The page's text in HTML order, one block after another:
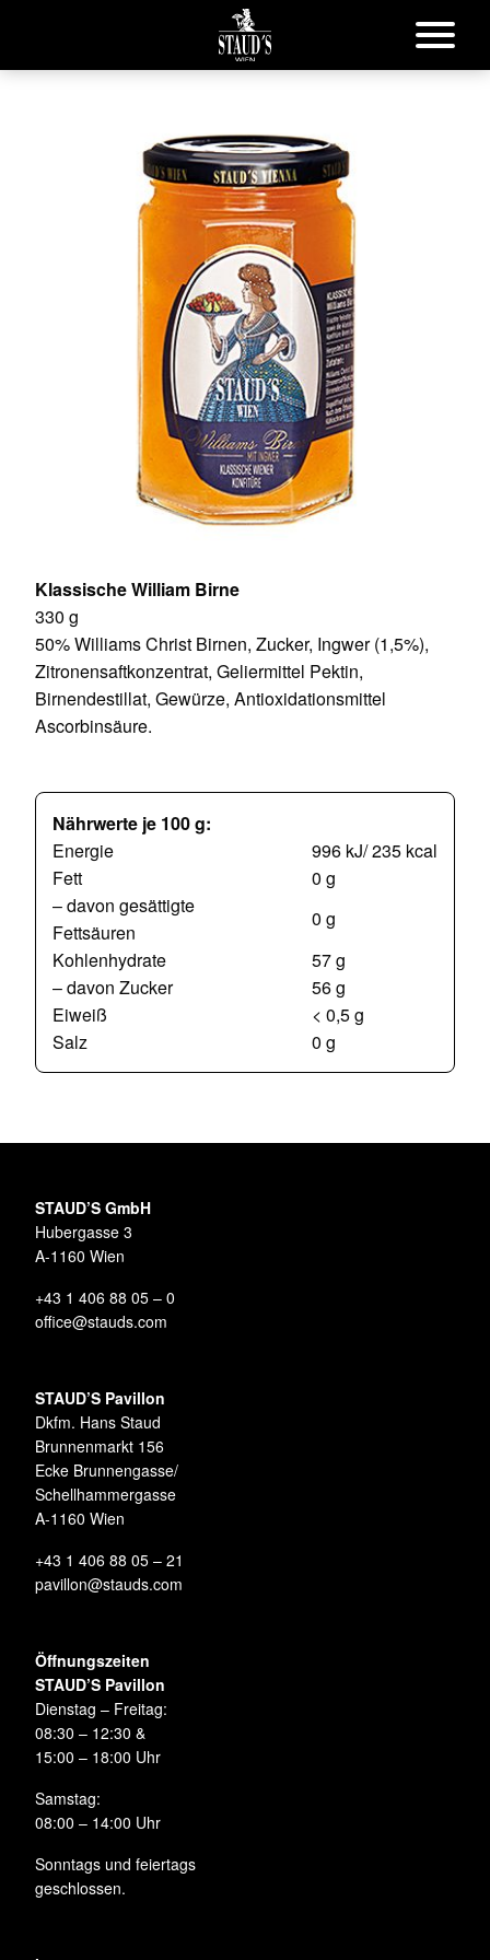
Klassische William Birne
330 g
50% Williams Christ Birnen, Zucker, Ingwer (1,5%),
Zitronensaftkonzentrat, Geliermittel Pektin,
Birnendestillat, Gewürze, Antioxidationsmittel
Ascorbinsäure.
Nährwerte je 100 g:
Energie
996 kJ/ 235 kcal
Fett
0 g
– davon gesättigte
Fettsäuren
0 g
Kohlenhydrate
57 g
– davon Zucker
56 g
Eiweiß
< 0,5 g
Salz
0 g
STAUD’S GmbH
Hubergasse 3
A-1160 Wien
+43 1 406 88 05 – 0
office@stauds.com
STAUD’S Pavillon
Dkfm. Hans Staud
Brunnenmarkt 156
Ecke Brunnengasse/
Schellhammergasse
A-1160 Wien
+43 1 406 88 05 – 21
pavillon@stauds.com
Öffnungszeiten
STAUD’S Pavillon
Dienstag – Freitag:
08:30 – 12:30 &
15:00 – 18:00 Uhr
Samstag:
08:00 – 14:00 Uhr
Sonntags und feiertags
geschlossen.